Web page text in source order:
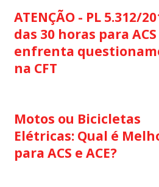
ATENÇÃO - PL 5.312/
das 30 horas para ACS
enfrenta
na CFT
Motos ou Bicicletas
Elétricas: Qual é
para ACS e ACE?